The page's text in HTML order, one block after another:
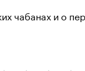
чабанах и о